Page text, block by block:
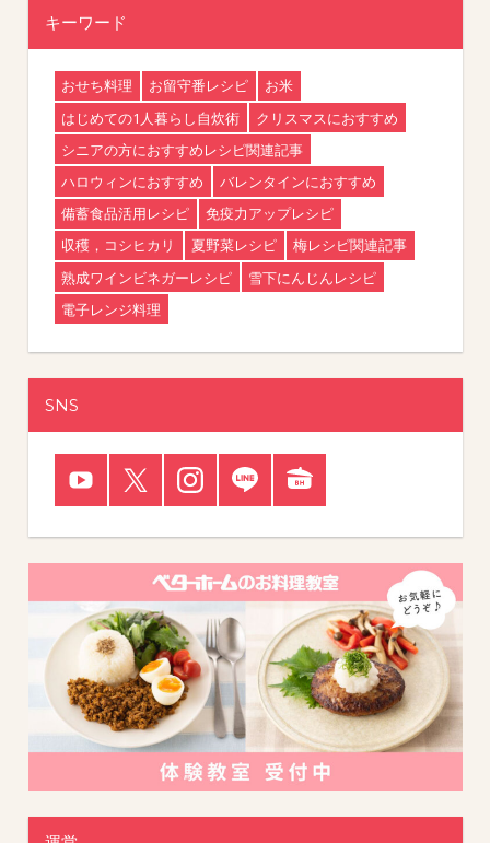
キーワード
おせち料理 お留守番レシピ
お米
はじめての1人暮らし自炊術
クリスマスにおすすめ
シニアの方におすすめレシピ関連記事
ハロウィンにおすすめ
バレンタインにおすすめ
備蓄食品活用レシピ
免疫力アップレシピ
収穫，コシヒカリ
夏野菜レシピ
梅レシピ関連記事
熟成ワインビネガーレシピ
雪下にんじんレシピ
電子レンジ料理
SNS